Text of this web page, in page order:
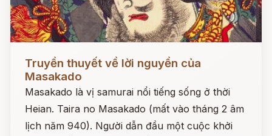
Đọc ngay
Truyền thuyết về lời nguyền của
Masakado
Masakado là vị samurai nổi tiếng sống ở thời
Heian. Taira no Masakado (mất vào tháng 2 âm
lịch năm 940). Người dẫn đầu một cuộc khởi